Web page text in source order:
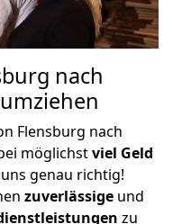
nach
Flensburg nach
möglichstviel Geld
genau richtig!
zuverlässige und
zu